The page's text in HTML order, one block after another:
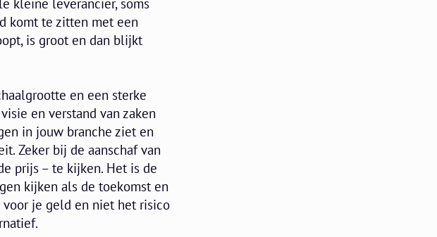
komt te zitten met een
is groot en dan blijkt
en een sterke
en verstand van zaken
in jouw branche ziet en
Zeker bij de aanschaf van
prijs – te kijken. Het is de
kijken als de toekomst en
voor je geld en niet het risico